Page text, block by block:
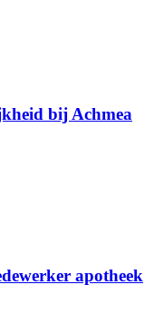
bij Achmea
apotheek